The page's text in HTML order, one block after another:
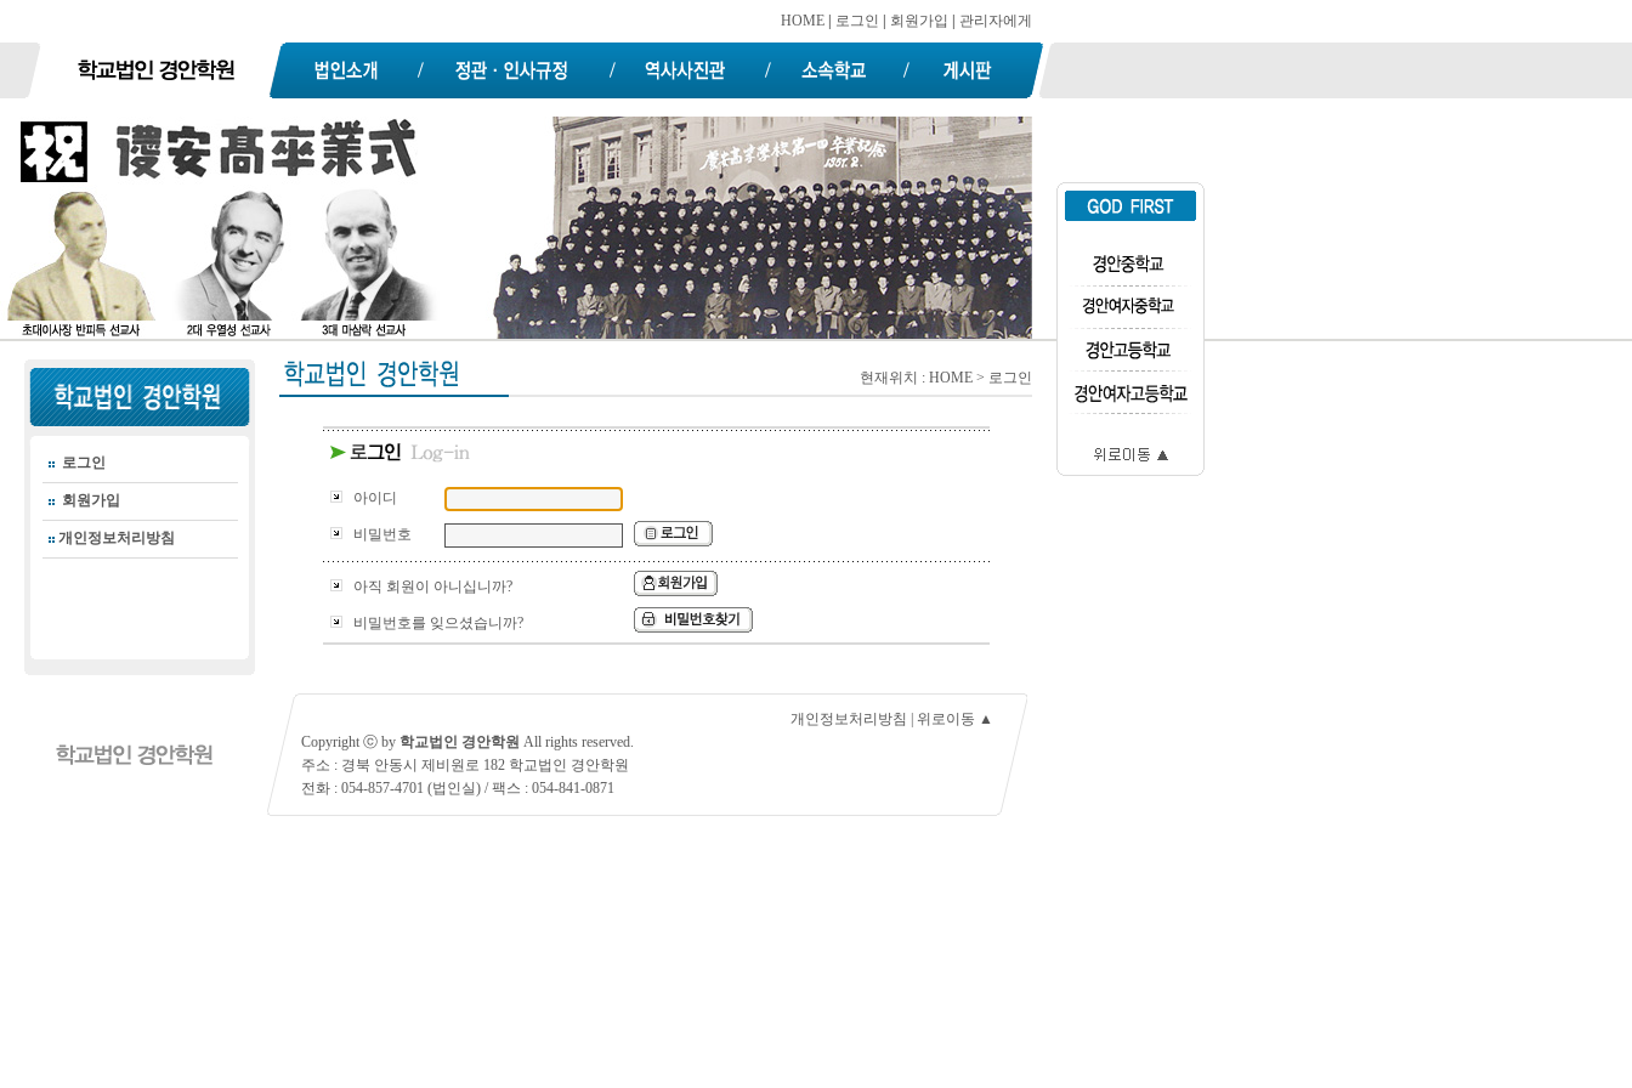
HOME 로그인 회원가입 관리자에게
로그인
회원가입
개인정보처리방침
현재위치 : HOME > 로그인
아이디
비밀번호
아직 회원이 아니십니까?
비밀번호를 잊으셨습니까?
개인정보처리방침
위로이동 ▲
Copyright ⓒ by 학교법인 경안학원 All rights reserved.
주소 : 경북 안동시 제비원로 182 학교법인 경안학원
전화 : 054-857-4701 (법인실) / 팩스 : 054-841-0871